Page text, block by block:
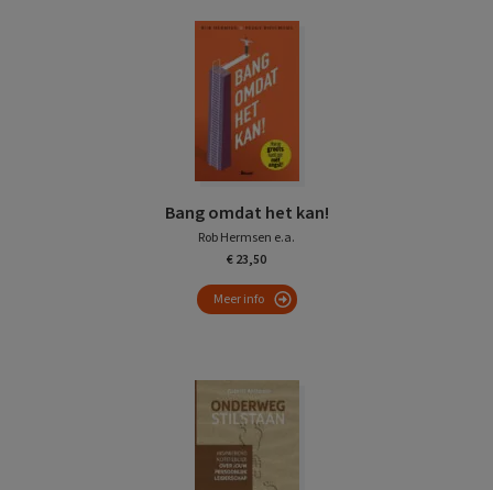
Bang omdat het kan!
Rob Hermsen e.a.
€ 23,50
Meer info